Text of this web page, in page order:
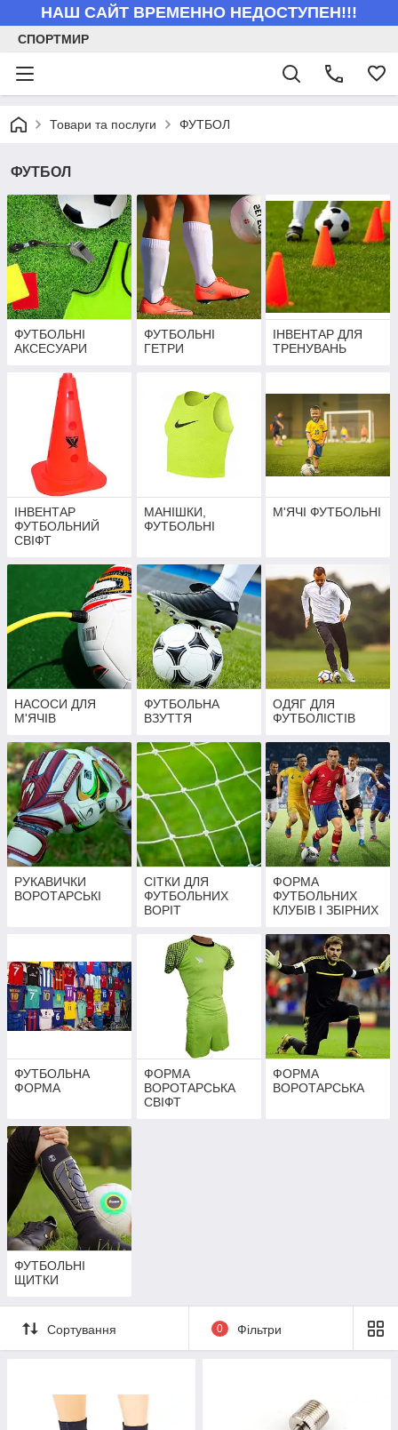
НАШ САЙТ ВРЕМЕННО НЕДОСТУПЕН!!!
СПОРТМИР
Товари та послуги ФУТБОЛ
ФУТБОЛ
ФУТБОЛЬНІ
АКСЕСУАРИ
ФУТБОЛЬНІ
ГЕТРИ
ІНВЕНТАР ДЛЯ
ТРЕНУВАНЬ
ІНВЕНТАР
ФУТБОЛЬНИЙ
СВІФТ
МАНІШКИ,
ФУТБОЛЬНІ
М'ЯЧІ ФУТБОЛЬНІ
НАСОСИ ДЛЯ
М'ЯЧІВ
ФУТБОЛЬНА
ВЗУТТЯ
ОДЯГ ДЛЯ
ФУТБОЛІСТІВ
РУКАВИЧКИ
ВОРОТАРСЬКІ
СІТКИ ДЛЯ
ФУТБОЛЬНИХ
ВОРІТ
ФОРМА
ФУТБОЛЬНИХ
КЛУБІВ І ЗБІРНИХ
ФУТБОЛЬНА
ФОРМА
ФОРМА
ВОРОТАРСЬКА
СВІФТ
ФОРМА
ВОРОТАРСЬКА
ФУТБОЛЬНІ
ЩИТКИ
Сортування 0 Фільтри